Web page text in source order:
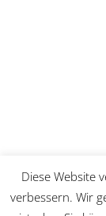
Diese Website
verbessern. Wir